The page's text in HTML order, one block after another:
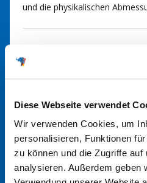
Diese Webseite verwendet
Wir verwenden Cookies, um
personalisieren, Funktionen
zu können und die Zugriffe auf
analysieren. Außerdem geben
und die physikalischen
Nutzen Sie gerne unseren
Sie so die passende Batterie
Im Handbuch nachsehen
In der Regel finden Sie im